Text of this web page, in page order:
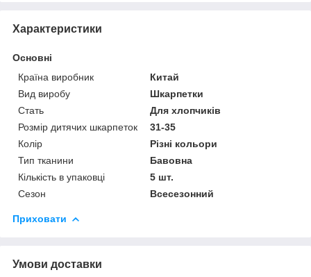
Характеристики
Основні
Країна виробник
Китай
Вид виробу
Шкарпетки
Стать
Для хлопчиків
Розмір дитячих шкарпеток
31-35
Колір
Різні кольори
Тип тканини
Бавовна
Кількість в упаковці
5 шт.
Сезон
Всесезонний
Приховати
Умови доставки